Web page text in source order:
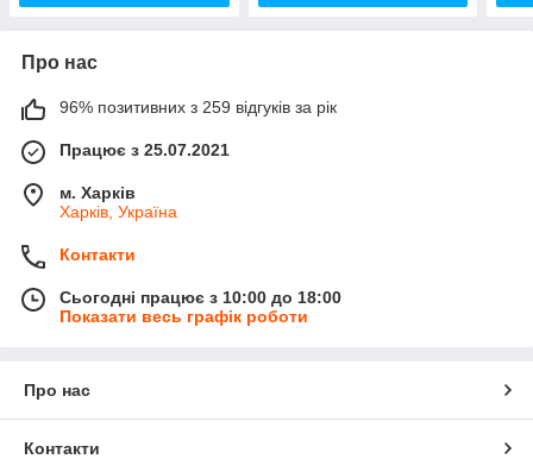
Про нас
96% позитивних з 259 відгуків за рік
Працює з 25.07.2021
м. Харків
Харків, Україна
Контакти
Сьогодні працює з 10:00 до 18:00
Показати весь графік роботи
Про нас
Контакти